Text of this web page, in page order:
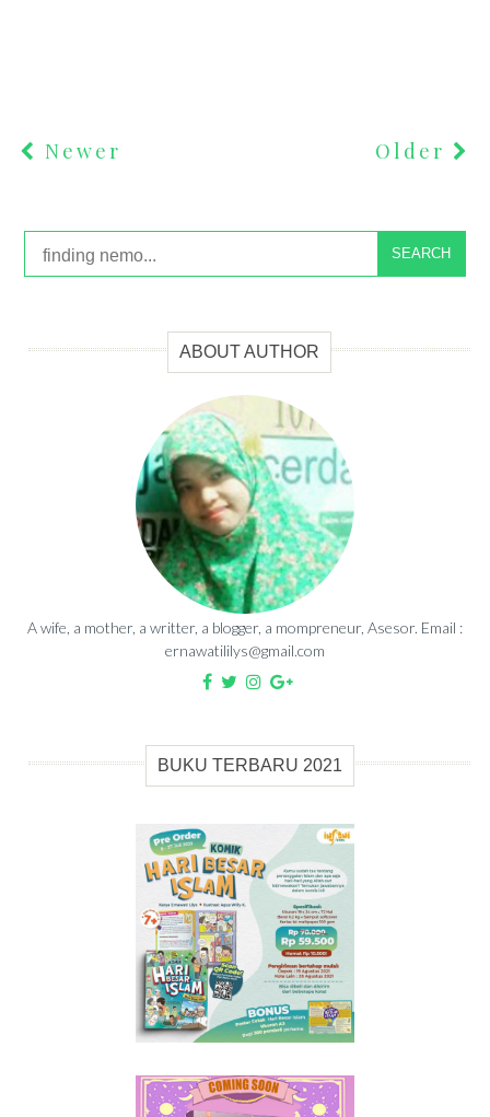
Newer Older
SEARCH
ABOUT AUTHOR
A wife, a mother, a writter, a blogger, a mompreneur, Asesor. Email :
ernawatililys@gmail.com
BUKU TERBARU 2021